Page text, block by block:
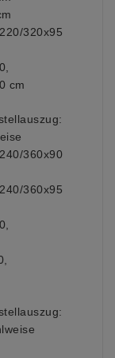
320x95
cm
360x90
360x95